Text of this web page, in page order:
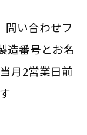
問い合わせフ
造番号とお名
月2営業日前